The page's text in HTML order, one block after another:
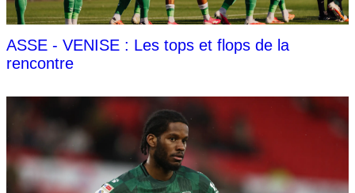
ASSE - VENISE : Les tops et flops de la
rencontre